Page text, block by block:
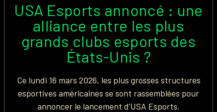
USA Esports annoncé : une
alliance entre les plus
grands clubs esports des
États-Unis ?
Ce lundi 16 mars 2026, les plus grosses structures
esportives américaines se sont rassemblées pour
annoncer le lancement d’USA Esports.